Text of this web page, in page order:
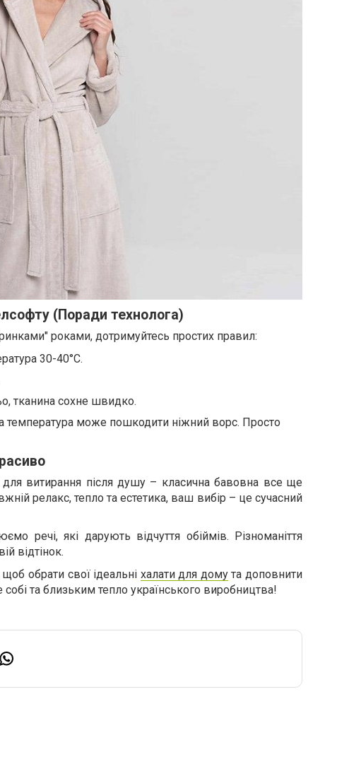
(Поради технолога)
роками, дотримуйтесь простих правил:
30-40°C.
тканина сохне швидко.
температура може пошкодити ніжний ворс. Просто
витирання після душу – класична бавовна все ще
релакс, тепло та естетика, ваш вибір – це сучасний
речі, які дарують відчуття обіймів. Різноманіття
відтінок.
обрати свої ідеальні халати для домута доповнити
та близьким тепло українського виробництва!